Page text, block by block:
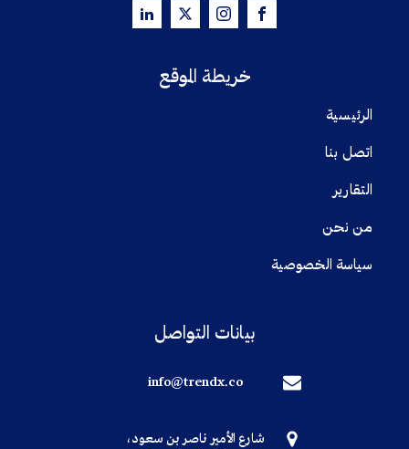
خريطة الموقع
الرئيسية
اتصل بنا
التقارير
من نحن
سياسة الخصوصية
بيانات التواصل
info@trendx.co
شارع الأمير ناصر بن سعود،